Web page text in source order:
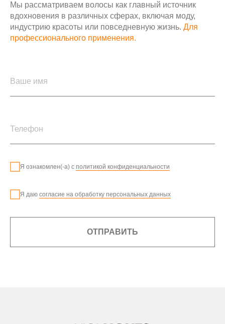
Мы рассматриваем волосы как главный источник
вдохновения в различных сферах, включая моду,
индустрию красоты или повседневную жизнь. Для
профессионального применения.
Я ознакомлен(-а) с политикой конфиденциальности
Я даю согласие на обработку персональных данных
ОТПРАВИТЬ